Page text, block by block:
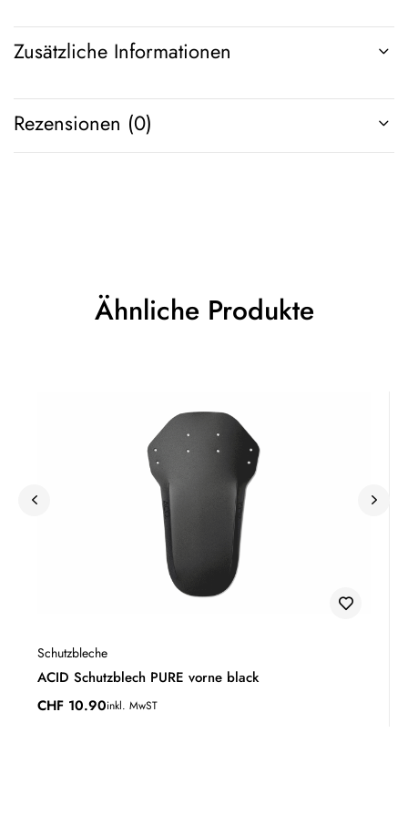
Zusätzliche Informationen
Rezensionen (0)
Ähnliche Produkte
Schutzbleche
ACID Schutzblech PURE vorne black
CHF 10.90inkl. MwST